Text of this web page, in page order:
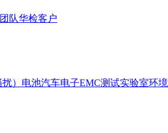
队华检客户
） 电池汽车电子EMC测试实验室环